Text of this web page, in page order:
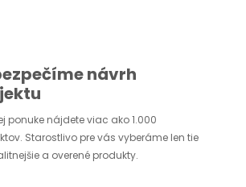
návrh
ponuke nájdete viac ako 1.000
Starostlivo pre vás vyberáme len tie
a overené produkty.